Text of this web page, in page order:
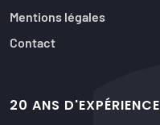
Mentions légales
Contact
20 ANS D'EXPÉRIENCE